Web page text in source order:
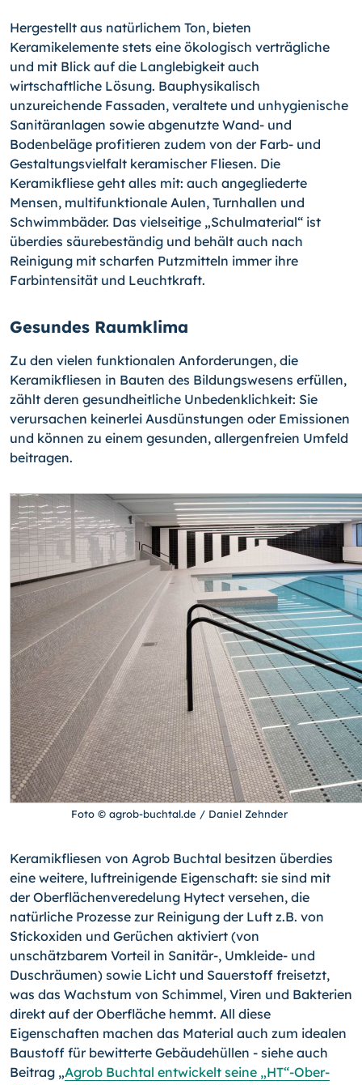
Hergestellt aus natürlichem Ton, bieten
Keramikelemente stets eine ökologisch verträgliche
und mit Blick auf die Langlebigkeit auch
wirtschaftliche Lösung. Bauphysikalisch
unzureichende Fassaden, veraltete und unhygienische
Sanitäranlagen sowie abgenutzte Wand- und
Bodenbeläge profitieren zudem von der Farb- und
Gestaltungsvielfalt keramischer Fliesen. Die
Keramikfliese geht alles mit: auch angegliederte
Mensen, multifunktionale Aulen, Turnhallen und
Schwimmbäder. Das vielseitige „Schulmaterial“ ist
überdies säurebeständig und behält auch nach
Reinigung mit scharfen Putzmitteln immer ihre
Farbintensität und Leuchtkraft.
Gesundes Raumklima
Zu den vielen funktionalen Anforderungen, die
Keramikfliesen in Bauten des Bildungswesens erfüllen,
zählt deren gesundheitliche Unbedenklichkeit: Sie
verursachen keinerlei Ausdünstungen oder Emissionen
und können zu einem gesunden, allergenfreien Umfeld
beitragen.
Foto © agrob-buchtal.de / Daniel Zehnder
Keramikfliesen von Agrob Buchtal besitzen überdies
eine weitere, luftreinigende Eigenschaft: sie sind mit
der Oberflächenveredelung Hytect versehen, die
natürliche Prozesse zur Reinigung der Luft z.B. von
Stickoxiden und Gerüchen aktiviert (von
unschätzbarem Vorteil in Sanitär-, Umkleide- und
Duschräumen) sowie Licht und Sauerstoff freisetzt,
was das Wachstum von Schimmel, Viren und Bakterien
direkt auf der Oberfläche hemmt. All diese
Eigenschaften machen das Material auch zum idealen
Baustoff für bewitterte Gebäudehüllen - siehe auch
Beitrag „Agrob Buchtal entwickelt seine „HT“-Ober­